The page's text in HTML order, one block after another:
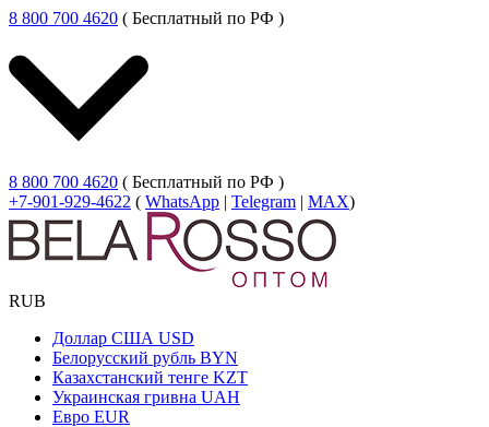
8 800 700 4620 ( Бесплатный по РФ )
8 800 700 4620 ( Бесплатный по РФ )
+7-901-929-4622 ( WhatsApp | Telegram | MAX)
RUB
Доллар США USD
Белорусский рубль BYN
Казахстанский тенге KZT
Украинская гривна UAH
Евро EUR